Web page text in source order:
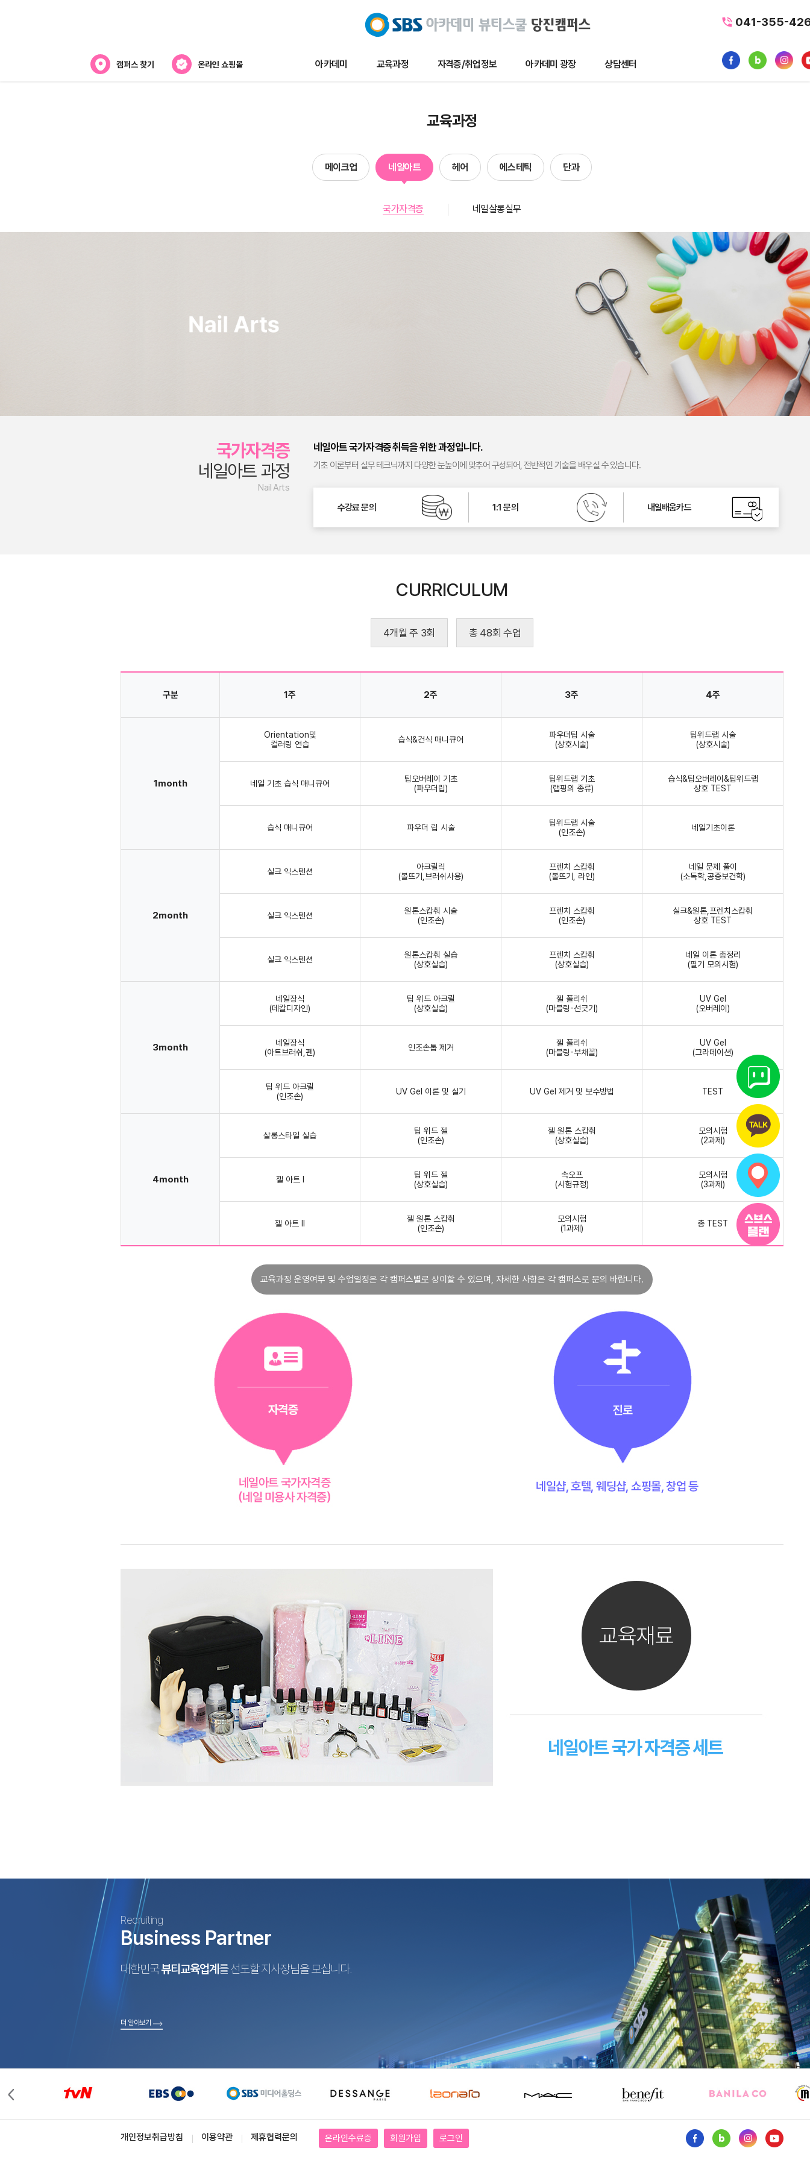
캠퍼스 찾기 온라인 쇼핑몰
041-355-
아카데미 교육과정 자격증/취업정보 아카데미 광장 상담센터
채용/취업정보
자료실
수강생작품
수업및실습후기
합격자현황
교육과정
메이크업 네일아트
국가자격증 네일살롱실무
헤어 에스테틱 단과
국가자격증
네일아트 과정
Nail Arts
네일아트 국가자격증 취득을 위한 과정입니다.
기초 이론부터 실무 테크닉까지 다양한 눈높이에 맞추어 구성되어, 전반적인 기술을 배우실 수 있습니다.
수강료 문의 1:1 문의 내일배움카드
CURRICULUM
4개월 주 3회 총 48회 수업
구분 1주 2주 3주 4주
1month
Orientation및
컬러링 연습
습식&건식 매니큐어
파우더팁 시술
(상호시술)
팁위드랩 시술
(상호시술)
네일 기초 습식 매니큐어
팁오버레이 기초
(파우더립)
팁위드랩 기초
(랩핑의 종류)
습식&팁오버레이&팁위드랩
상호 TEST
습식 매니큐어 파우더 립 시술
팁위드랩 시술
(인조손)
네일기초이론
2month
실크 익스텐션
아크릴릭
(볼뜨기,브러쉬사용)
프렌치 스캅춰
(볼뜨기, 라인)
네일 문제 풀이
(소독학,공중보건학)
실크 익스텐션
원톤스캅춰 시술
(인조손)
프렌치 스캅춰
(인조손)
실크&원톤,프렌치스캅춰
상호 TEST
실크 익스텐션
원톤스캅춰 실습
(상호실습)
프렌치 스캅춰
(상호실습)
네일 이론 총정리
(필기 모의시험)
3month
네일장식
(데칼디자인)
팁 위드 아크릴
(상호실습)
젤 폴리쉬
(마블링-선긋기)
UV Gel
(오버레이)
네일장식
(아트브러쉬,펜)
인조손톱 제거
젤 폴리쉬
(마블링-부채꼴)
UV Gel
(그라데이션)
팁 위드 아크릴
(인조손)
UV Gel 이론 및 실기 UV Gel 제거 및 보수방법 TEST
4month
살롱스타일 실습
팁 위드 젤
(인조손)
젤 원톤 스캅춰
(상호실습)
모의시험
(2과제)
젤 아트 Ⅰ
팁 위드 젤
(상호실습)
속오프
(시험규정)
모의시험
(3과제)
젤 아트 Ⅱ
젤 원톤 스캅춰
(인조손)
모의시험
(1과제)
총 TEST
교육과정 운영여부 및 수업일정은 각 캠퍼스별로 상이할 수 있으며, 자세한 사항은 각 캠퍼스로 문의 바랍니다.
Recruiting
Business Partner
대한민국뷰티교육업계 를 선도할 지사장님을 모십니다.
더 알아보기
개인정보취급방침 이용약관 제휴협력문의 온라인수료증 회원가입 로그인